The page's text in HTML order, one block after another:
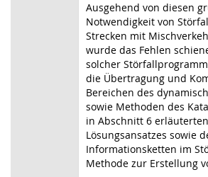
Ausgehend von diesen
Notwendigkeit von
Strecken mit
wurde das Fehlen
solcher
die Übertragung und
Bereichen des
sowie Methoden des
in Abschnitt 6
Lösungsansatzes sowie
Informationsketten im
Methode zur Erstellung